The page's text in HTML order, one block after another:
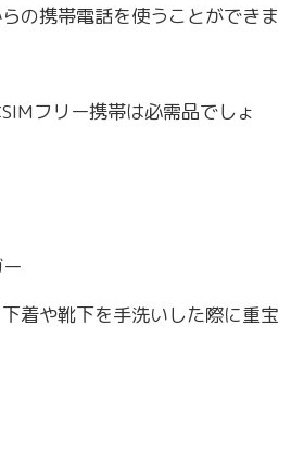
の携帯電話を使うことができま
フリー携帯は必需品でしょ
着や靴下を手洗いした際に重宝